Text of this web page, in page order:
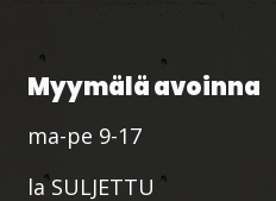
Myymälä avoinna
ma-pe 9-17
la SULJETTU